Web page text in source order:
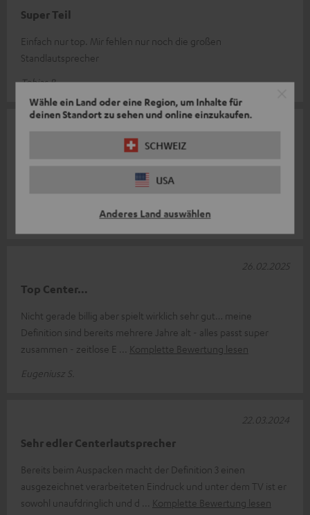
Wähle ein Land oder eine Region, um Inhalte für
deinen Standort zu sehen und online einzukaufen.
SCHWEIZ
USA
Anderes Land auswählen
Super Teil
Einfach nur top. Mir fehlen nur noch die großen
Standlautsprecher
Tobias B.
Mega sauberer Sound - spielt großartig auf in Kombi mit nem
Top Center…
Nicht gerade billig aber spielt wirklich sehr gut… meine
Definition sind bereits mehrere Jahre alt - alles passt super
zusammen - zeitlose E
Komplette Bewertung lesen
Eugeniusz S.
26.02.2025
Sehr edler Centerlautsprecher
Bereits beim Auspacken macht der Definition 3 einen
ausgezeichnet verarbeiteten Eindruck und unter dem TV ist er
sowohl unaufdringlich und d
Komplette Bewertung lesen
22.03.2024